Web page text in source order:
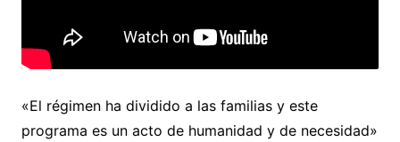
«El régimen ha dividido a las familias y este
programa es un acto de humanidad y de necesidad»